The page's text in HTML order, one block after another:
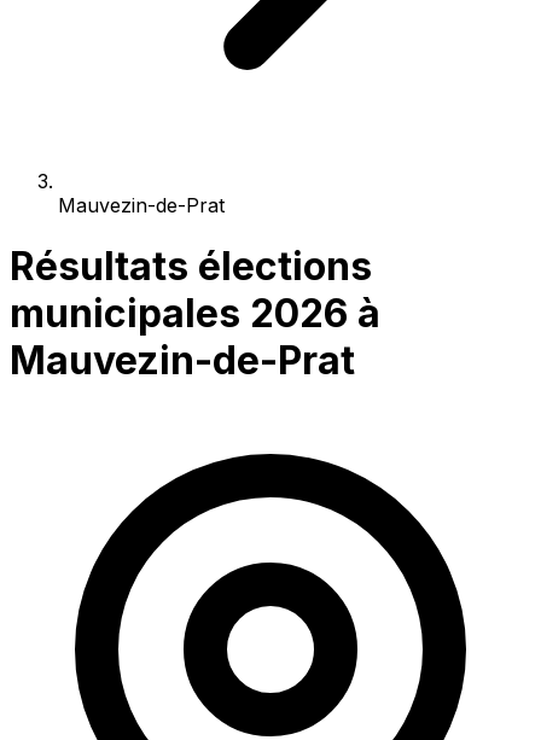
Mauvezin-de-Prat
Résultats élections
municipales 2026 à
Mauvezin-de-Prat